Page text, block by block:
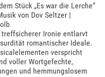
Stück „Es war die Lerche“
von Dov Seltzer |
Ironie entlarvt
romantischer Ideale.
verspricht
voller Wortgefechte,
und hemmungslosem